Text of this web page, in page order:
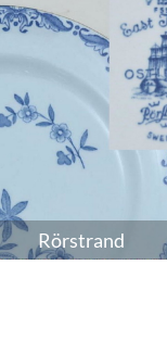
Rörstrand